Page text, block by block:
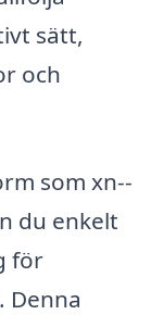
sätt,
och
som xn--
du enkelt
för